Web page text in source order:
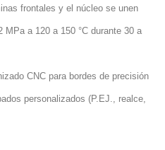
frontales y el núcleo se unen
MPa a 120 a 150 °C durante 30 a
CNC para bordes de precisión
personalizados (P.EJ., realce,